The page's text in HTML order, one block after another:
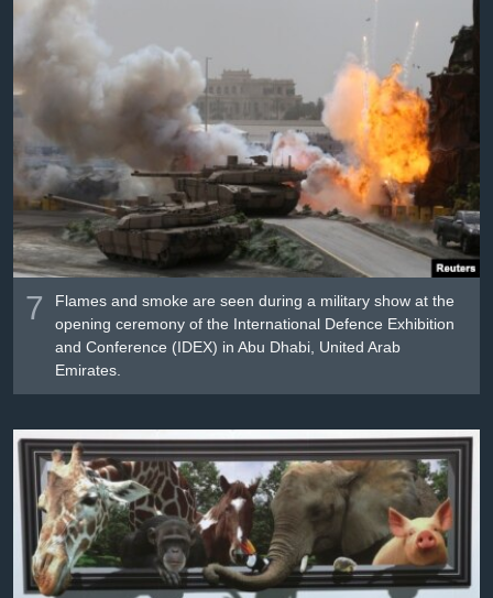
7
Flames and smoke are seen during a military show at the
opening ceremony of the International Defence Exhibition
and Conference (IDEX) in Abu Dhabi, United Arab
Emirates.